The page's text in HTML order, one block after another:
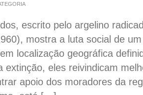
escrito pelo argelino
mostra a luta social de
localização geográfica
extinção, eles reivindicam
apoio dos moradores da